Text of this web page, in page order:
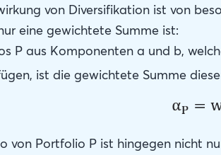
von Diversifikation ist von
eine gewichtete Summe ist:
P aus Komponenten a und b,
ist die gewichtete Summe
von Portfolio P ist hingegen nicht